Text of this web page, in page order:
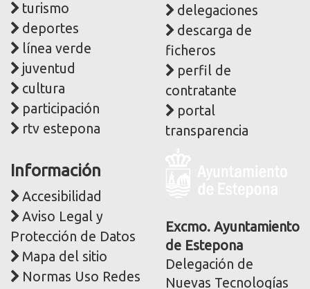
turismo
deportes
línea verde
juventud
cultura
participación
rtv estepona
delegaciones
descarga de
ficheros
perfil de
contratante
portal
transparencia
Información
Accesibilidad
Aviso Legal y
Protección de Datos
Mapa del sitio
Normas Uso Redes
corporativa
Excmo. Ayuntamiento
de Estepona
Delegación de
Nuevas Tecnologías